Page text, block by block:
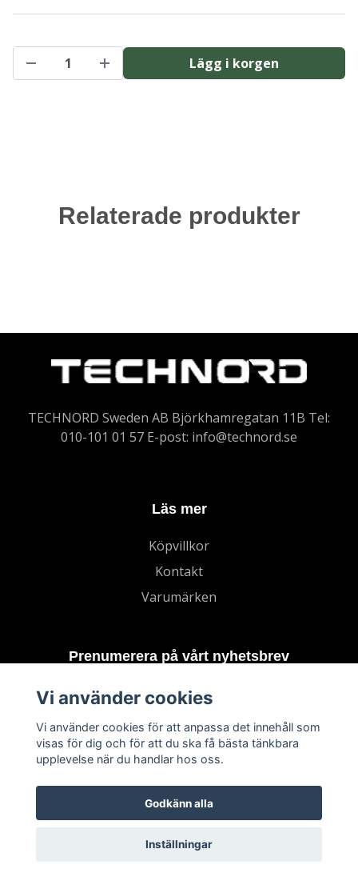
Lägg i korgen
Relaterade produkter
TECHNORD Sweden AB Björkhamregatan 11B Tel:
010-101 01 57 E-post: info@technord.se
Läs mer
Köpvillkor
Kontakt
Varumärken
Prenumerera på vårt nyhetsbrev
© 2026 TECHNORD
Vi använder cookies
Vi använder cookies för att anpassa det innehåll som
visas för dig och för att du ska få bästa tänkbara
upplevelse när du handlar hos oss.
Godkänn alla
Inställningar